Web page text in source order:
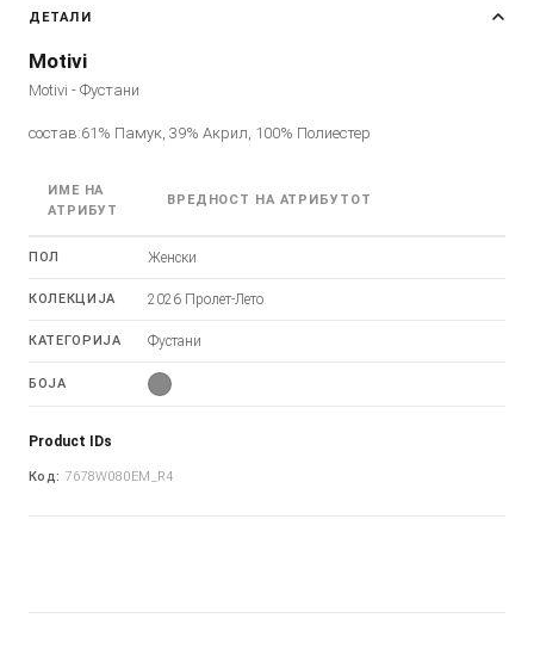
ДЕТАЛИ
Motivi
Motivi - Фустани
состав:61% Памук, 39% Акрил, 100% Полиестер
ИМЕ НА
АТРИБУТ
ВРЕДНОСТ НА АТРИБУТОТ
ПОЛ Женски
КОЛЕКЦИЈА 2026 Пролет-Лето
КАТЕГОРИЈА Фустани
БОЈА
Product IDs
Код: 7678W080EM_R4